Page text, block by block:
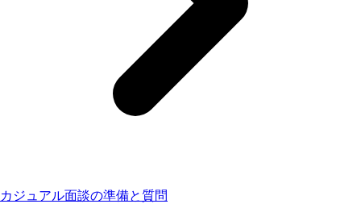
カジュアル面談の準備と質問